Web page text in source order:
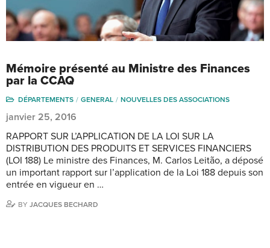
Mémoire présenté au Ministre des Finances
par la CCAQ
DÉPARTEMENTS GENERAL NOUVELLES DES ASSOCIATIONS
janvier 25, 2016
RAPPORT SUR L’APPLICATION DE LA LOI SUR LA
DISTRIBUTION DES PRODUITS ET SERVICES FINANCIERS
(LOI 188) Le ministre des Finances, M. Carlos Leitão, a déposé
un important rapport sur l’application de la Loi 188 depuis son
entrée en vigueur en …
BY JACQUES BECHARD